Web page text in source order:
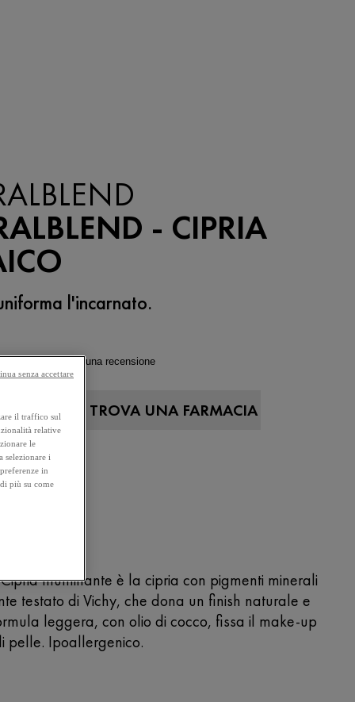
- CIPRIA
l'incarnato.
4.8(129) Scrivi una recensione
ONLINE TROVA UNA FARMACIA
Illuminante è la cipria con pigmenti minerali
testato di Vichy, che dona un finish naturale e
leggera, con olio di cocco, fissa il make-up
pelle. Ipoallergenico.
il traffico sul
relative
le
selezionare i
in
più su come
senza accettare